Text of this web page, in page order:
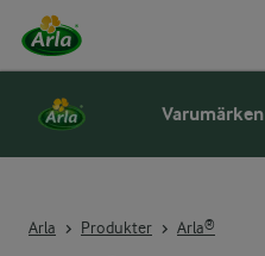
Varumärken
Arla Produkter Arla®